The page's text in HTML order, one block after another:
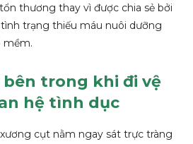
thương thay vì được chia sẻ bởi
trạng thiếu máu nuôi dưỡng
mềm.
trong khi đi vệ
hệ tình dục
cụt nằm ngay sát trực tràng